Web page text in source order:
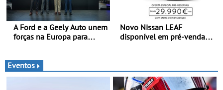
A Ford e a Geely Auto unem
forças na Europa para
geração em Espanha
Novo Nissan LEAF
disponível em pré-venda a
lançamento, os primeiros
clientes beneficiam da
Eventos